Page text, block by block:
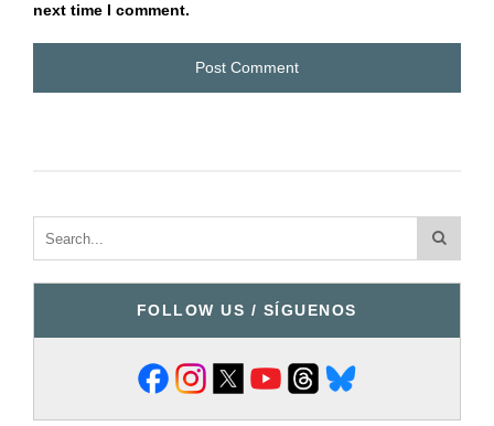
next time I comment.
FOLLOW US / SÍGUENOS